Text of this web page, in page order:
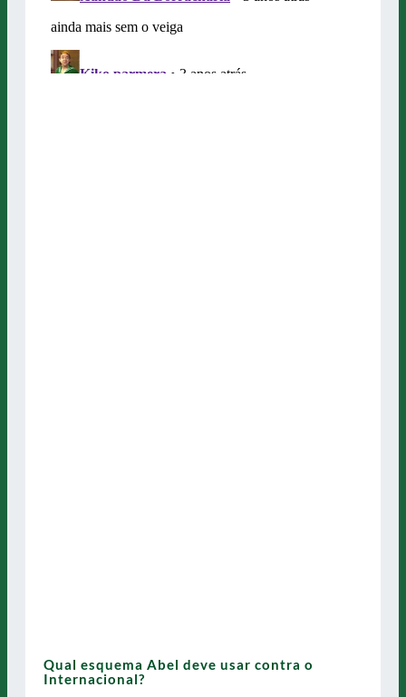
Qual esquema Abel deve usar contra o
Internacional?